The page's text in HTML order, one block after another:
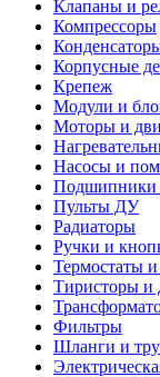
Клапаны и
Компрессоры
Корпусные
Крепеж
Модули и
Моторы и
Насосы и
Подшипники
Пульты ДУ
Радиаторы
Ручки и
Термостаты
Тиристоры и
Фильтры
Шланги и